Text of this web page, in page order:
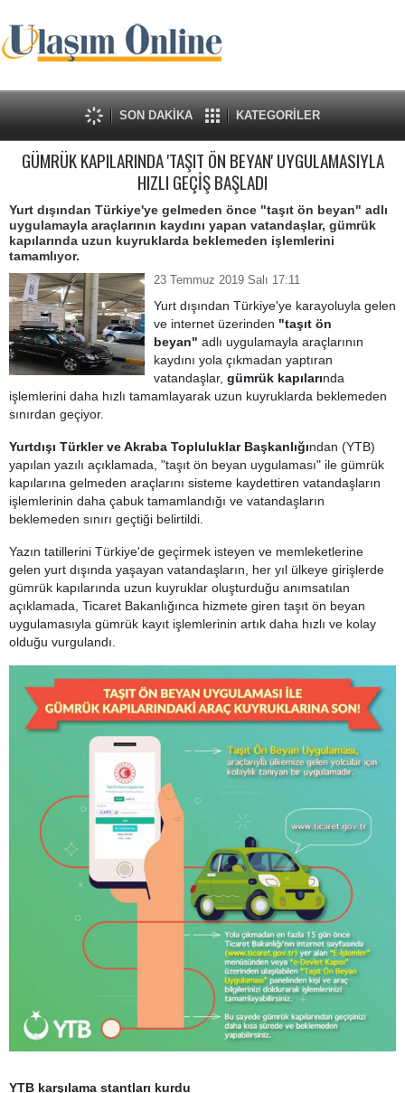
SON DAKİKA KATEGORİLER
GÜMRÜK KAPILARINDA 'TAŞIT ÖN BEYAN' UYGULAMASIYLA
HIZLI GEÇİŞ BAŞLADI
Yurt dışından Türkiye'ye gelmeden önce "taşıt ön beyan" adlı
uygulamayla araçlarının kaydını yapan vatandaşlar, gümrük
kapılarında uzun kuyruklarda beklemeden işlemlerini
tamamlıyor.
23 Temmuz 2019 Salı 17:11
Yurt dışından Türkiye'ye karayoluyla gelen
ve internet üzerinden "taşıt ön
beyan" adlı uygulamayla araçlarının
kaydını yola çıkmadan yaptıran
vatandaşlar, gümrük kapılarında
işlemlerini daha hızlı tamamlayarak uzun kuyruklarda beklemeden
sınırdan geçiyor.
Yurtdışı Türkler ve Akraba Topluluklar Başkanlığından (YTB)
yapılan yazılı açıklamada, "taşıt ön beyan uygulaması" ile gümrük
kapılarına gelmeden araçlarını sisteme kaydettiren vatandaşların
işlemlerinin daha çabuk tamamlandığı ve vatandaşların
beklemeden sınırı geçtiği belirtildi.
Yazın tatillerini Türkiye'de geçirmek isteyen ve memleketlerine
gelen yurt dışında yaşayan vatandaşların, her yıl ülkeye girişlerde
gümrük kapılarında uzun kuyruklar oluşturduğu anımsatılan
açıklamada, Ticaret Bakanlığınca hizmete giren taşıt ön beyan
uygulamasıyla gümrük kayıt işlemlerinin artık daha hızlı ve kolay
olduğu vurgulandı.
YTB karşılama stantları kurdu